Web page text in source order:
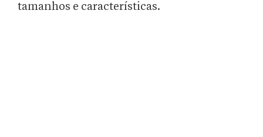
tamanhos e características.